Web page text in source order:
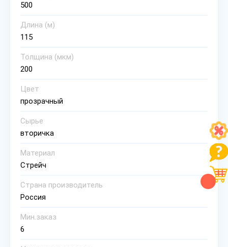
500
Длина (м)
115
Толщина (мкм)
200
Цвет
прозрачный
Сырье
вторичка
Материал
Стрейч
Страна производитель
Россия
Мин.заказ
6